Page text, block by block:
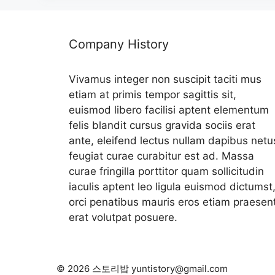
Company History
Vivamus integer non suscipit taciti mus
etiam at primis tempor sagittis sit,
euismod libero facilisi aptent elementum
felis blandit cursus gravida sociis erat
ante, eleifend lectus nullam dapibus
feugiat curae curabitur est ad. Massa
curae fringilla porttitor quam sollicitudin
iaculis aptent leo ligula euismod dictumst,
orci penatibus mauris eros etiam
erat volutpat posuere.
© 2026 스토리밥 yuntistory@gmail.com